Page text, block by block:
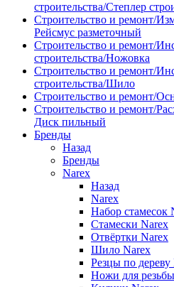
строительства/Степлер
Строительство и ремонт/
Рейсмус разметочный
Строительство и ремонт/
строительства/Ножовка
Строительство и ремонт/
строительства/Шило
Строительство и ремонт/
Строительство и ремонт/
Диск пильный
Бренды
Назад
Бренды
Narex
Назад
Narex
Набор стамесок
Стамески Narex
Отвёртки Narex
Шило Narex
Резцы по дереву
Ножи для